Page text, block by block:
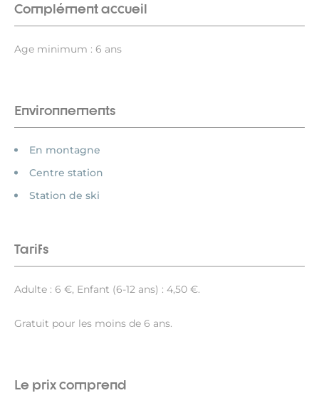
Complément accueil
Age minimum : 6 ans
Environnements
En montagne
Centre station
Station de ski
Tarifs
Adulte : 6 €, Enfant (6-12 ans) : 4,50 €.
Gratuit pour les moins de 6 ans.
Le prix comprend